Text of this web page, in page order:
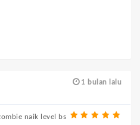
1 bulan lalu
naik level bs